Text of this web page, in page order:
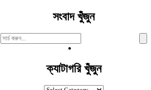
সংবাদ খুঁজুন
Search
For:
ক্যাটাগরি খুঁজুন